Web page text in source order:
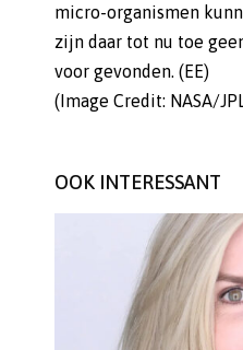
micro-organismen
zijn daar tot nu toe
voor gevonden. (EE)
(Image Credit: NASA/
OOK INTERESSANT